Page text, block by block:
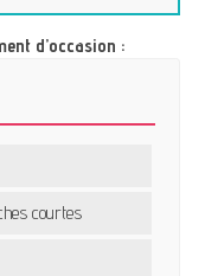
d’occasion :
courtes